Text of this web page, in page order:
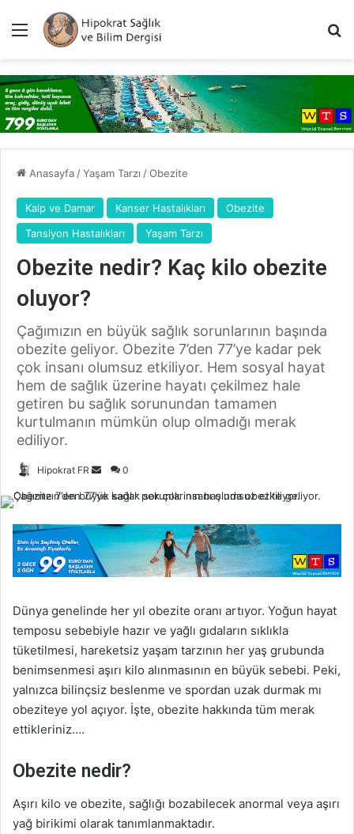
Menü
Anasayfa /Yaşam Tarzı /Obezite
Kalp ve Damar Kanser Hastalıkları
Obezite
Tansiyon Hastalıkları
Yaşam Tarzı
Obezite nedir? Kaç kilo obezite
oluyor?
Çağımızın en büyük sağlık sorunlarının başında
obezite geliyor. Obezite 7’den 77’ye kadar pek
çok insanı olumsuz etkiliyor. Hem sosyal hayat
hem de sağlık üzerine hayatı çekilmez hale
getiren bu sağlık sorunundan tamamen
kurtulmanın mümkün olup olmadığı merak
ediliyor.
Hipokrat FR
e
-
p
a
g
ö
n
d
m
k
0
Dünya genelinde her yıl obezite oranı artıyor. Yoğun hayat
temposu sebebiyle hazır ve yağlı gıdaların sıklıkla
tüketilmesi, hareketsiz yaşam tarzının her yaş grubunda
benimsenmesi aşırı kilo alınmasının en büyük sebebi. Peki,
yalnızca bilinçsiz beslenme ve spordan uzak durmak mı
obeziteye yol açıyor. İşte, obezite hakkında tüm merak
ettikleriniz….
Obezite nedir?
Aşırı kilo ve obezite, sağlığı bozabilecek anormal veya aşırı
yağ birikimi olarak tanımlanmaktadır.